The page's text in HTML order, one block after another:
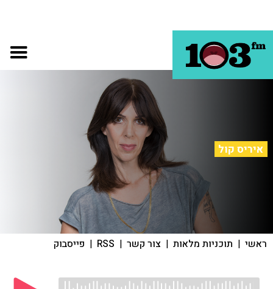
איריס קול
ראשי | תוכניות מלאות | צור קשר |
RSS
| פייסבוק